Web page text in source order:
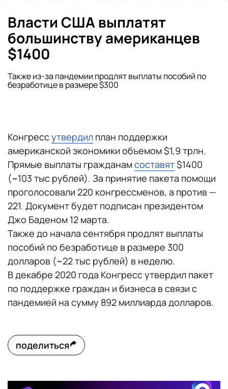
Власти США выплатят
большинству американцев
$1400
Также из-за пандемии продлят выплаты пособий по
безработице в размере $300
Конгрессутвердил план поддержки
американской экономики объемом $1,9 трлн.
Прямые выплаты гражданамсоставят$1400
(~103 тыс рублей). За принятие пакета помощи
проголосовали 220 конгрессменов, а против —
221. Документ будет подписан президентом
Джо Баденом 12 марта.
Также до начала сентября продлят выплаты
пособий по безработице в размере 300
долларов (~22 тыс рублей) в неделю.
В декабре 2020 года Конгресс утвердил пакет
по поддержке граждан и бизнеса в связи с
пандемией на сумму 892 миллиарда долларов.
поделиться